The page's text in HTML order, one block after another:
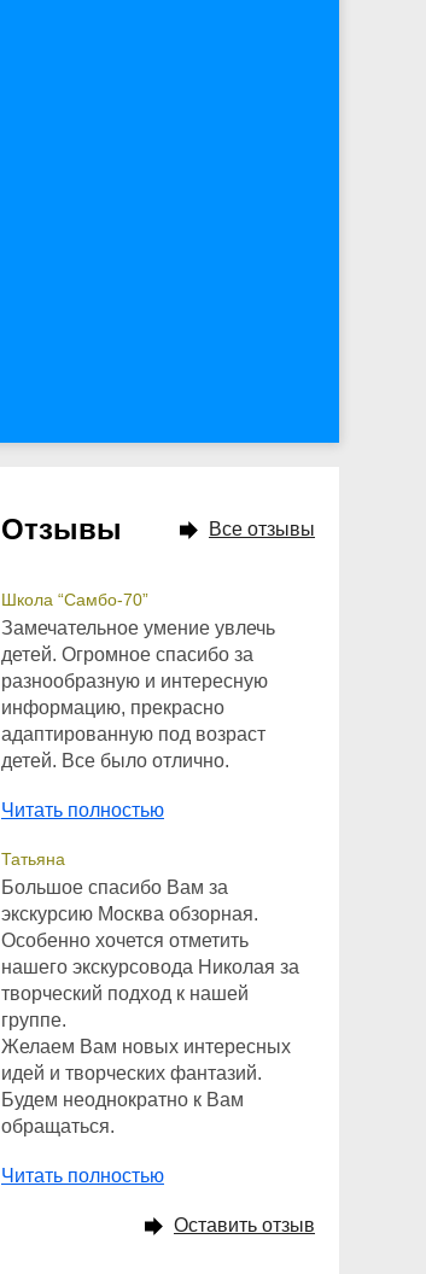
Отзывы Все отзывы
Школа “Самбо-70”
Замечательное умение увлечь
детей. Огромное спасибо за
разнообразную и интересную
информацию, прекрасно
адаптированную под возраст
детей. Все было отлично.
Читать полностью
Татьяна
Большое спасибо Вам за
экскурсию Москва обзорная.
Особенно хочется отметить
нашего экскурсовода Николая за
творческий подход к нашей
группе.
Желаем Вам новых интересных
идей и творческих фантазий.
Будем неоднократно к Вам
обращаться.
Читать полностью
Оставить отзыв